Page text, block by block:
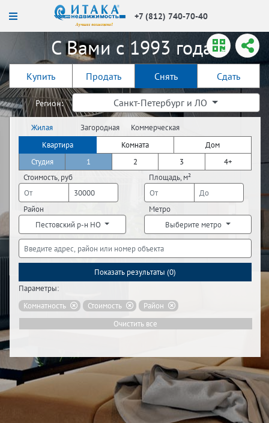
+7 (812) 740-70-40
С Вами с 1993 года!
Купить Продать Снять Сдать
Регион: Санкт-Петербург и ЛО
Жилая
недвижимость
Загородная
недвижимость
Коммерческая
недвижимость
Квартира Комната
Дом
Студия
1 2 3
4+
Стоимость, руб
Площадь, м²
Район
Пестовский р-н НО
Метро
Выберите метро
Показать результаты (0)
Параметры:
Комнатность
Стоимость
Район
Очистить все